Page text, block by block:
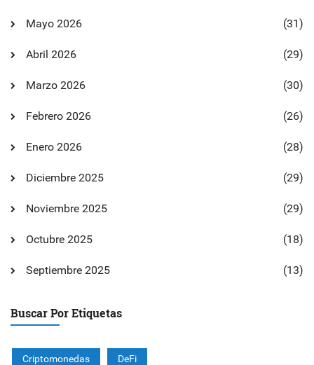
Mayo 2026 (31)
Abril 2026 (29)
Marzo 2026 (30)
Febrero 2026 (26)
Enero 2026 (28)
Diciembre 2025 (29)
Noviembre 2025 (29)
Octubre 2025 (18)
Septiembre 2025 (13)
Buscar Por Etiquetas
Criptomonedas DeFi